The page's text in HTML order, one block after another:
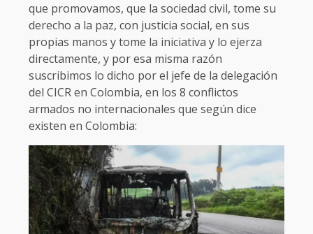
que promovamos, que la sociedad civil, tome su
derecho a la paz, con justicia social, en sus
propias manos y tome la iniciativa y lo ejerza
directamente, y por esa misma razón
suscribimos lo dicho por el jefe de la delegación
del CICR en Colombia, en los 8 conflictos
armados no internacionales que según dice
existen en Colombia: